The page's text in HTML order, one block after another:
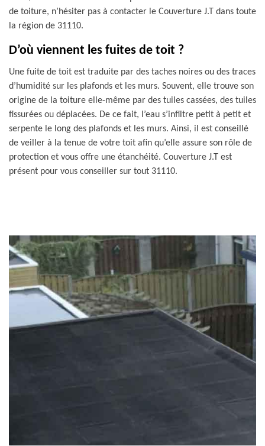
de toiture, n’hésiter pas à contacter le Couverture J.T dans toute
la région de 31110.
D’où viennent les fuites de toit ?
Une fuite de toit est traduite par des taches noires ou des traces
d’humidité sur les plafonds et les murs. Souvent, elle trouve son
origine de la toiture elle-même par des tuiles cassées, des tuiles
fissurées ou déplacées. De ce fait, l’eau s’infiltre petit à petit et
serpente le long des plafonds et les murs. Ainsi, il est conseillé
de veiller à la tenue de votre toit afin qu’elle assure son rôle de
protection et vous offre une étanchéité. Couverture J.T est
présent pour vous conseiller sur tout 31110.